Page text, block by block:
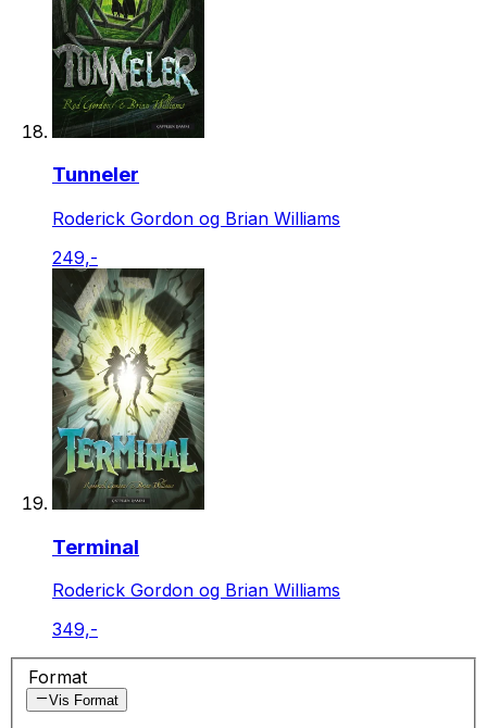
Tunneler
Roderick Gordon og Brian Williams
249,-
Terminal
Roderick Gordon og Brian Williams
349,-
Format
Vis Format